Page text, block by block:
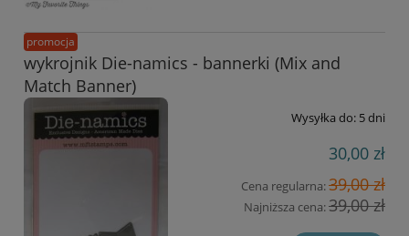
wykrojnik Die-namics - bannerki (Mix and
Match Banner)
Wysyłka do: 5 dni
30,00 zł
Cena regularna:39,00 zł
Najniższa cena:39,00 zł
promocja